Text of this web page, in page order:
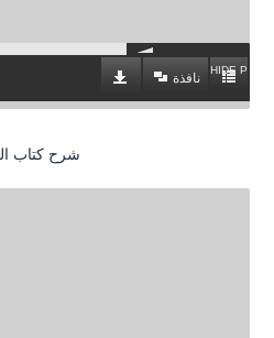
HIDE
نافذة
شرح كتاب